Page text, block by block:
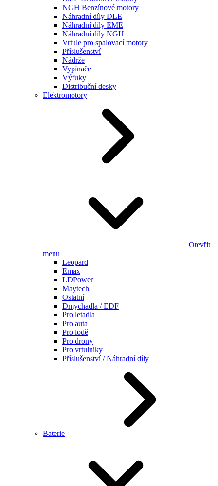
NGH Benzínové motory
Náhradní díly DLE
Náhradní díly EME
Náhradní díly NGH
Vrtule pro spalovací motory
Příslušenství
Nádrže
Vypínače
Výfuky
Distribuční desky
Elektromotory
Otevřít
menu
Leopard
Emax
LDPower
Maytech
Ostatní
Dmychadla / EDF
Pro letadla
Pro auta
Pro lodě
Pro drony
Pro vrtulníky
Příslušenství / Náhradní díly
Baterie